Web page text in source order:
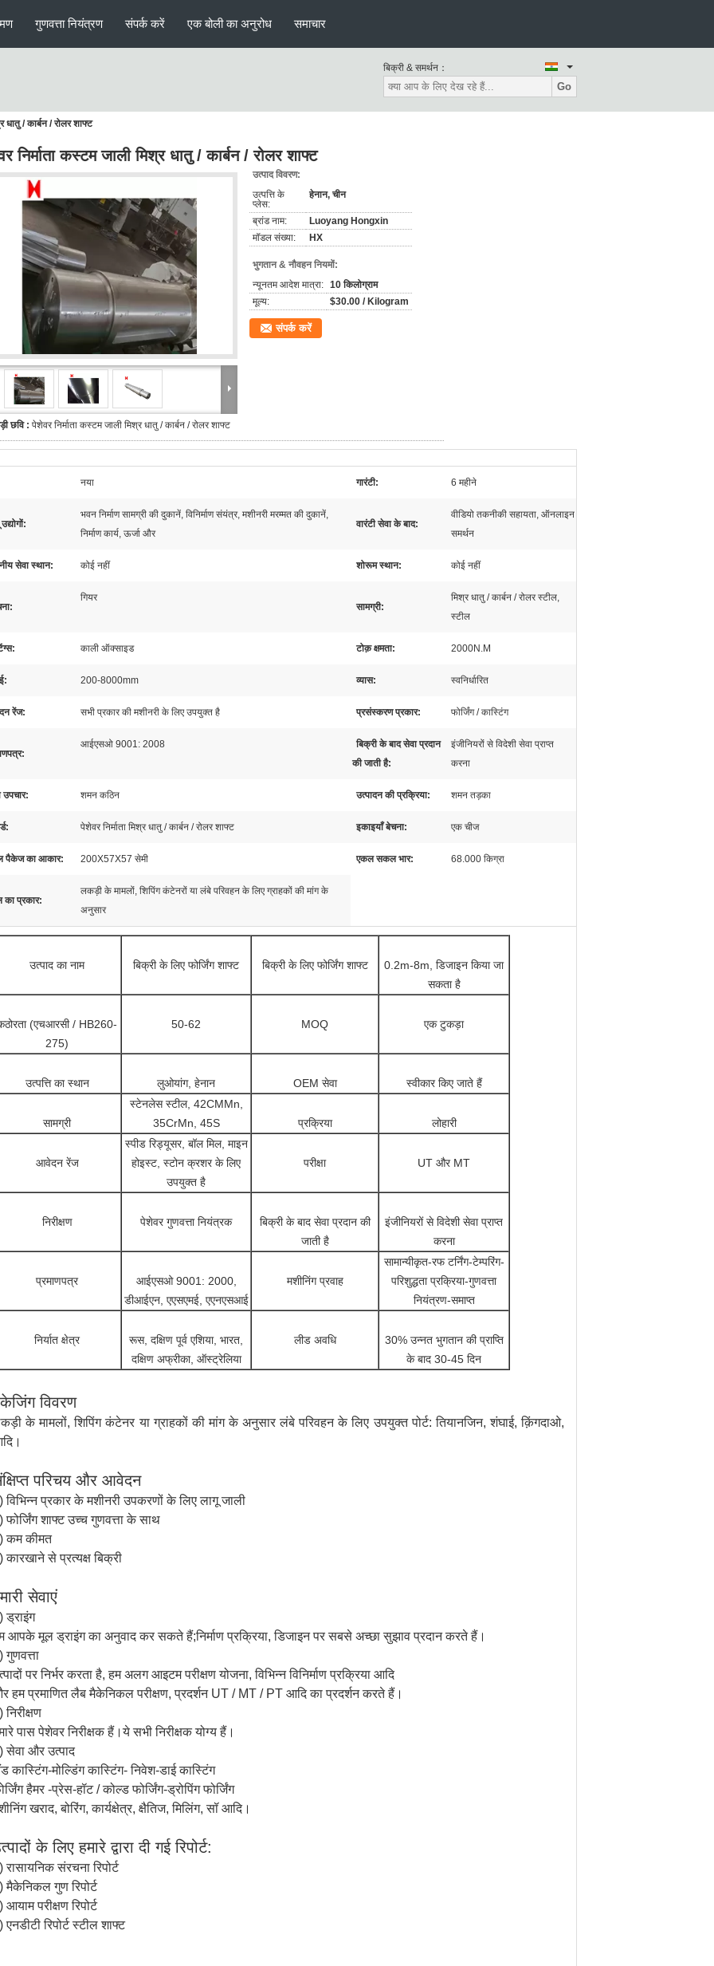
गुणवत्ता नियंत्रण संपर्क करें एक बोली का अनुरोध समाचार
बिक्री & समर्थन：
Go
धातु / कार्बन / रोलर शाफ्ट
निर्माता कस्टम जाली मिश्र धातु / कार्बन / रोलर शाफ्ट
छवि : पेशेवर निर्माता कस्टम जाली मिश्र धातु / कार्बन / रोलर शाफ्ट
उत्पाद विवरण:
उत्पत्ति के
प्लेस:
हेनान, चीन
ब्रांड नाम:
Luoyang Hongxin
मॉडल संख्या:
HX
भुगतान & नौवहन नियमों:
न्यूनतम आदेश मात्रा: 10 किलोग्राम
मूल्य:
$30.00 / Kilogram
संपर्क करें
नया गारंटी: 6 महीने
भवन निर्माण सामग्री की दुकानें, विनिर्माण संयंत्र, मशीनरी मरम्मत की दुकानें,
निर्माण कार्य, ऊर्जा और
वारंटी सेवा के बाद:
वीडियो तकनीकी सहायता, ऑनलाइन
समर्थन
सेवा स्थान: कोई नहीं शोरूम स्थान: कोई नहीं
गियर
सामग्री:
मिश्र धातु / कार्बन / रोलर स्टील,
स्टील
काली ऑक्साइड टोक़ क्षमता: 2000N.M
200-8000mm व्यास: स्वनिर्धारित
रेंज: सभी प्रकार की मशीनरी के लिए उपयुक्त है प्रसंस्करण प्रकार: फोर्जिंग / कास्टिंग
आईएसओ 9001: 2008
बिक्री के बाद सेवा प्रदान
की जाती है:
इंजीनियरों से विदेशी सेवा प्राप्त
करना
उपचार: शमन कठिन उत्पादन की प्रक्रिया: शमन तड़का
पेशेवर निर्माता मिश्र धातु / कार्बन / रोलर शाफ्ट इकाइयाँ बेचना: एक चीज
पैकेज का आकार: 200X57X57 सेमी एकल सकल भार: 68.000 किग्रा
का प्रकार:
लकड़ी के मामलों, शिपिंग कंटेनरों या लंबे परिवहन के लिए ग्राहकों की मांग के
अनुसार
उत्पाद का नाम बिक्री के लिए फोर्जिंग शाफ्ट बिक्री के लिए फोर्जिंग शाफ्ट
0.2m-8m, डिजाइन किया जा
सकता है
(एचआरसी / HB260-
275)
50-62 MOQ एक टुकड़ा
उत्पत्ति का स्थान लुओयांग, हेनान OEM सेवा स्वीकार किए जाते हैं
सामग्री
स्टेनलेस स्टील, 42CMMn,
35CrMn, 45S
प्रक्रिया लोहारी
आवेदन रेंज
स्पीड रिड्यूसर, बॉल मिल, माइन
होइस्ट, स्टोन क्रशर के लिए
उपयुक्त है
परीक्षा UT और MT
निरीक्षण पेशेवर गुणवत्ता नियंत्रक
बिक्री के बाद सेवा प्रदान की
जाती है
इंजीनियरों से विदेशी सेवा प्राप्त
करना
प्रमाणपत्र
आईएसओ 9001: 2000,
डीआईएन, एएसएमई, एएनएसआई
मशीनिंग प्रवाह
सामान्यीकृत-रफ टर्निंग-टेम्परिंग-
परिशुद्धता प्रक्रिया-गुणवत्ता
नियंत्रण-समाप्त
निर्यात क्षेत्र
रूस, दक्षिण पूर्व एशिया, भारत,
दक्षिण अफ्रीका, ऑस्ट्रेलिया
लीड अवधि
30% उन्नत भुगतान की प्राप्ति
के बाद 30-45 दिन
विवरण
के मामलों, शिपिंग कंटेनर या ग्राहकों की मांग के अनुसार लंबे परिवहन के लिए उपयुक्त पोर्ट: तियानजिन, शंघाई, क़िंगदाओ,
परिचय और आवेदन
विभिन्न प्रकार के मशीनरी उपकरणों के लिए लागू जाली
फोर्जिंग शाफ्ट उच्च गुणवत्ता के साथ
कम कीमत
कारखाने से प्रत्यक्ष बिक्री
सेवाएं
ड्राइंग
आपके मूल ड्राइंग का अनुवाद कर सकते हैं;निर्माण प्रक्रिया, डिजाइन पर सबसे अच्छा सुझाव प्रदान करते हैं।
गुणवत्ता
पर निर्भर करता है, हम अलग आइटम परीक्षण योजना, विभिन्न विनिर्माण प्रक्रिया आदि
हम प्रमाणित लैब मैकेनिकल परीक्षण, प्रदर्शन UT / MT / PT आदि का प्रदर्शन करते हैं।
निरीक्षण
पास पेशेवर निरीक्षक हैं।ये सभी निरीक्षक योग्य हैं।
सेवा और उत्पाद
कास्टिंग-मोल्डिंग कास्टिंग- निवेश-डाई कास्टिंग
हैमर -प्रेस-हॉट / कोल्ड फोर्जिंग-ड्रोपिंग फोर्जिंग
खराद, बोरिंग, कार्यक्षेत्र, क्षैतिज, मिलिंग, सॉ आदि।
के लिए हमारे द्वारा दी गई रिपोर्ट:
रासायनिक संरचना रिपोर्ट
मैकेनिकल गुण रिपोर्ट
आयाम परीक्षण रिपोर्ट
एनडीटी रिपोर्ट स्टील शाफ्ट